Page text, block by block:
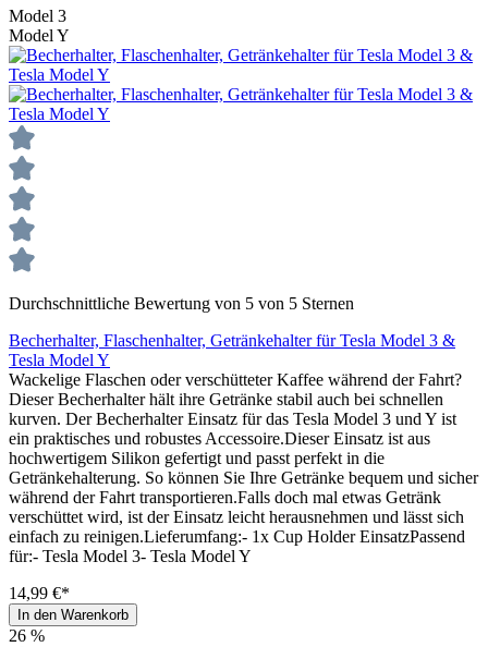
Model 3
Model Y
Durchschnittliche Bewertung von 5 von 5 Sternen
Becherhalter, Flaschenhalter, Getränkehalter für Tesla Model 3 &
Tesla Model Y
Wackelige Flaschen oder verschütteter Kaffee während der Fahrt?
Dieser Becherhalter hält ihre Getränke stabil auch bei schnellen
kurven. Der Becherhalter Einsatz für das Tesla Model 3 und Y ist
ein praktisches und robustes Accessoire.Dieser Einsatz ist aus
hochwertigem Silikon gefertigt und passt perfekt in die
Getränkehalterung. So können Sie Ihre Getränke bequem und sicher
während der Fahrt transportieren.Falls doch mal etwas Getränk
verschüttet wird, ist der Einsatz leicht herausnehmen und lässt sich
einfach zu reinigen.Lieferumfang:- 1x Cup Holder EinsatzPassend
für:- Tesla Model 3- Tesla Model Y
14,99 €*
In den Warenkorb
26 %